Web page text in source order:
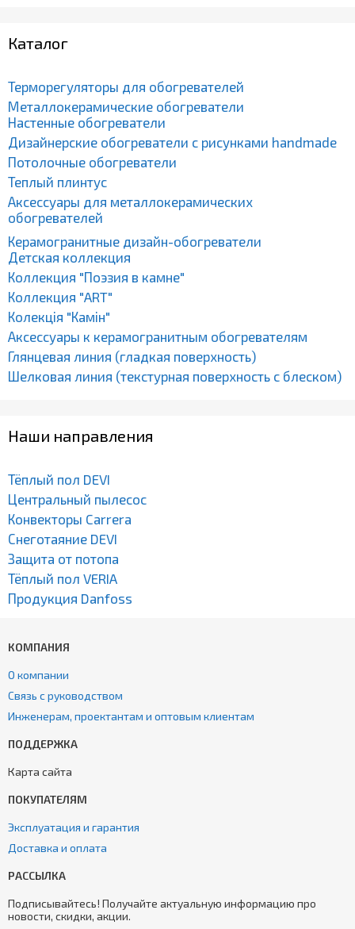
Каталог
Терморегуляторы для обогревателей
Металлокерамические обогреватели
Настенные обогреватели
Дизайнерские обогреватели с рисунками handmade
Потолочные обогреватели
Теплый плинтус
Аксессуары для металлокерамических
обогревателей
Керамогранитные дизайн-обогреватели
Детская коллекция
Коллекция "Поэзия в камне"
Коллекция "ART"
Колекція "Камін"
Аксессуары к керамогранитным обогревателям
Глянцевая линия (гладкая поверхность)
Шелковая линия (текстурная поверхность с блеском)
Наши направления
Тёплый пол DEVI
Центральный пылесос
Конвекторы Carrera
Снеготаяние DEVI
Защита от потопа
Тёплый пол VERIA
Продукция Danfoss
КОМПАНИЯ
О компании
Связь с руководством
Инженерам, проектантам и оптовым клиентам
ПОДДЕРЖКА
Карта сайта
ПОКУПАТЕЛЯМ
Эксплуатация и гарантия
Доставка и оплата
РАССЫЛКА
Подписывайтесь! Получайте актуальную информацию про
новости, скидки, акции.